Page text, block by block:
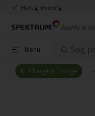
Hurtig levering
Menu
Tilbage til forrige